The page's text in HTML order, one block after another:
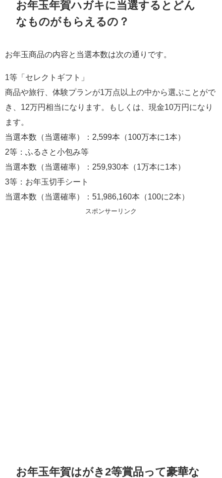
お年玉年賀ハガキに当選するとどん
なものがもらえるの？
お年玉商品の内容と当選本数は次の通りです。
1等「セレクトギフト」
商品や旅行、体験プランが1万点以上の中から選ぶことがで
き、12万円相当になります。もしくは、現金10万円になり
ます。
当選本数（当選確率）：2,599本（100万本に1本）
2等：ふるさと小包み等
当選本数（当選確率）：259,930本（1万本に1本）
3等：お年玉切手シート
当選本数（当選確率）：51,986,160本（100に2本）
スポンサーリンク
お年玉年賀はがき2等賞品って豪華な